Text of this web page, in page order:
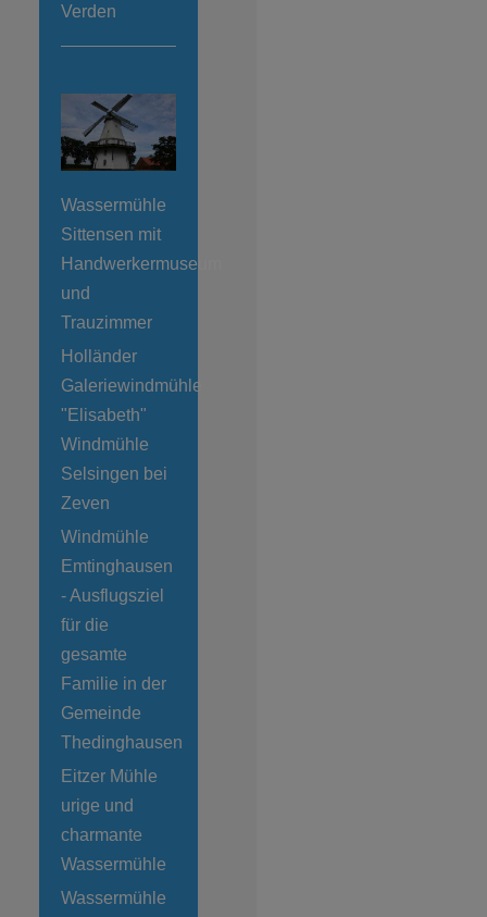
Verden
Wassermühle
Sittensen mit
Handwerkermuseum
und
Trauzimmer
Holländer
Galeriewindmühle
"Elisabeth"
Windmühle
Selsingen bei
Zeven
Windmühle
Emtinghausen
- Ausflugsziel
für die
gesamte
Familie in der
Gemeinde
Thedinghausen
Eitzer Mühle
urige und
charmante
Wassermühle
Wassermühle